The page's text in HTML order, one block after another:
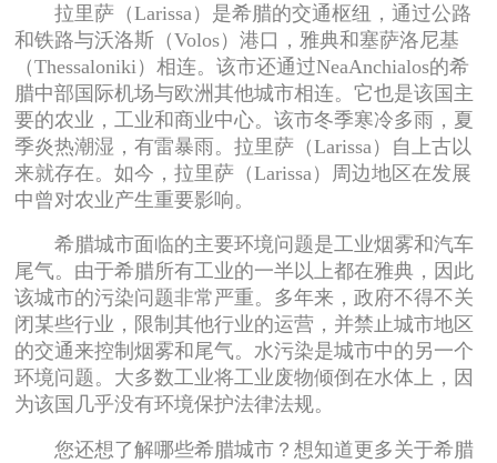
拉里萨（Larissa）是希腊的交通枢纽，通过公路
和铁路与沃洛斯（Volos）港口，雅典和塞萨洛尼基
（Thessaloniki）相连。该市还通过NeaAnchialos的希
腊中部国际机场与欧洲其他城市相连。它也是该国主
要的农业，工业和商业中心。该市冬季寒冷多雨，夏
季炎热潮湿，有雷暴雨。拉里萨（Larissa）自上古以
来就存在。如今，拉里萨（Larissa）周边地区在发展
中曾对农业产生重要影响。
希腊城市面临的主要环境问题是工业烟雾和汽车
尾气。由于希腊所有工业的一半以上都在雅典，因此
该城市的污染问题非常严重。多年来，政府不得不关
闭某些行业，限制其他行业的运营，并禁止城市地区
的交通来控制烟雾和尾气。水污染是城市中的另一个
环境问题。大多数工业将工业废物倾倒在水体上，因
为该国几乎没有环境保护法律法规。
您还想了解哪些希腊城市？想知道更多关于希腊